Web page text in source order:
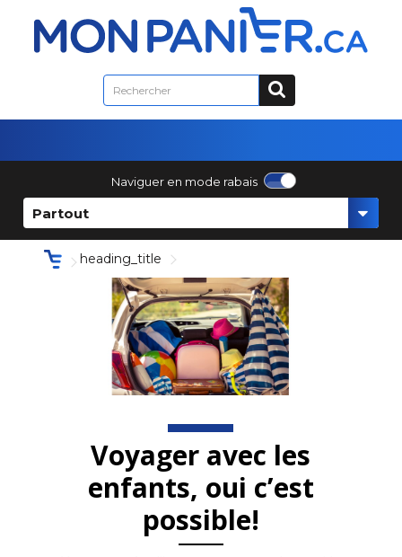
Naviguer en mode rabais
Partout
heading_title
Voyager avec les
enfants, oui c’est
possible!